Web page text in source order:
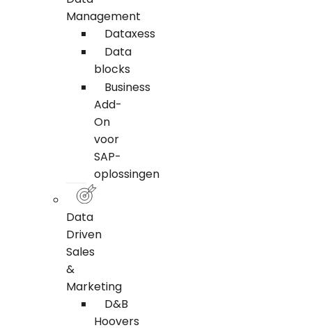
Management
Dataxess
Data
blocks
Business
Add-
On
voor
SAP-
oplossingen
Data
Driven
Sales
&
Marketing
D&B
Hoovers